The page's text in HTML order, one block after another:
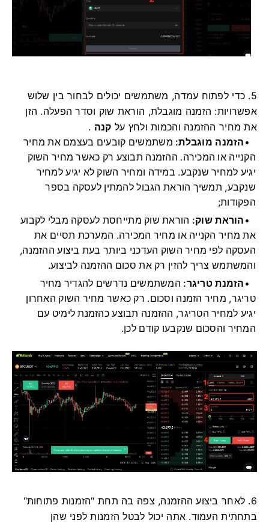
5. כדי לפתוח עמדה, משתמשים יכולים לבחור בין שלוש
אפשרויות: הזמנה מוגבלת, הוראת שוק וסדר הפעלה. הזן
את מחיר ההזמנה והכמות ולחץ על קנה .
הזמנה מוגבלת: משתמשים קובעים בעצמם את מחיר
הקנייה או המכירה. ההזמנה תבוצע רק כאשר מחיר השוק
יגיע למחיר שנקבע. במידה ומחיר השוק לא יגיע למחיר
שנקבע, תמשיך הוראת הגבול להמתין לעסקה בספר
הפקודות;
הוראת שוק: הוראת שוק מתייחסת לעסקה מבלי לקבוע
את מחיר הקנייה או מחיר המכירה. המערכת תסיים את
העסקה לפי מחיר השוק העדכני ביותר בעת ביצוע ההזמנה,
והמשתמש צריך להזין רק את סכום ההזמנה לביצוע.
הזמנת טריגר: המשתמשים נדרשים להגדיר מחיר
טריגר, מחיר הזמנה וסכום. רק כאשר מחיר השוק האחרון
יגיע למחיר הטריגר, ההזמנה תבוצע כהזמנת לימיט עם
המחיר והסכום שנקבעו קודם לכן.
6. לאחר ביצוע ההזמנה, צפה בה תחת "הזמנות פתוחות"
בתחתית העמוד. אתה יכול לבטל הזמנות לפני שהן